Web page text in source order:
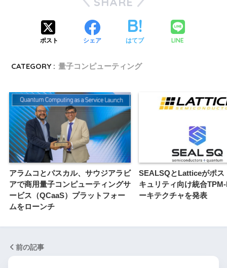
ポスト シェア はてブ LINE
CATEGORY : 量子コンピューティング
アラムコとパスカル、サウジアラビ
アで商用量子コンピューティングサ
ービス（QCaaS）プラットフォー
ムをローンチ
SEALSQとLatticeがポス
キュリティ向け統合
ーキテクチャを発表
前の記事